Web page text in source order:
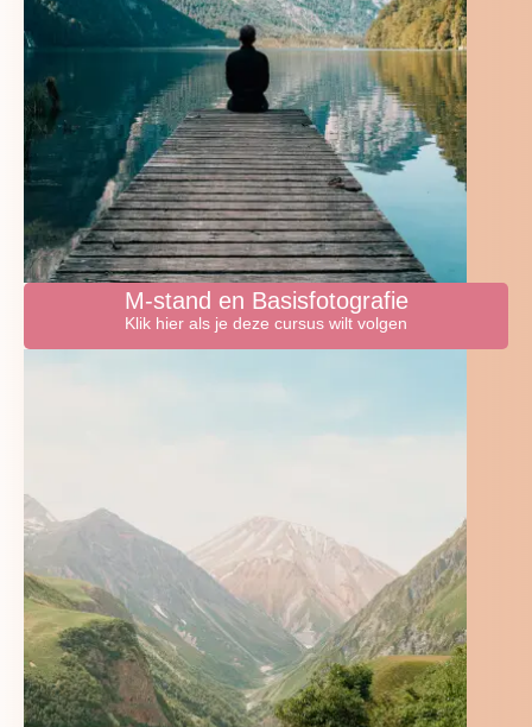
M-stand en Basisfotografie
Klik hier als je deze cursus wilt volgen